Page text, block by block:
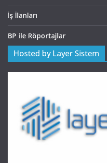
İş İlanları
BP ile Röportajlar
Hosted by Layer Sistem